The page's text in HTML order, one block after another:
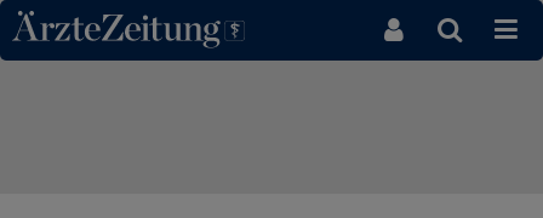
Direkt zum Inhaltsbereich